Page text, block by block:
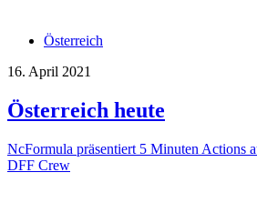
Österreich
16. April 2021
Österreich heute
NcFormula präsentiert 5 Minuten Actions
DFF Crew